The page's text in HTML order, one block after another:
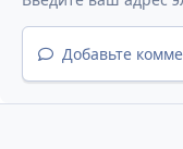
Добавьте